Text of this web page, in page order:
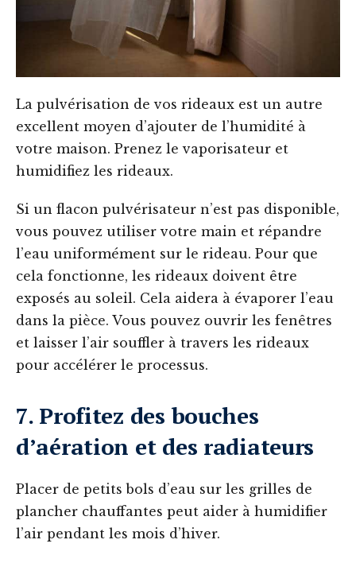
La pulvérisation de vos rideaux est un autre
excellent moyen d’ajouter de l’humidité à
votre maison. Prenez le vaporisateur et
humidifiez les rideaux.
Si un flacon pulvérisateur n’est pas disponible,
vous pouvez utiliser votre main et répandre
l’eau uniformément sur le rideau. Pour que
cela fonctionne, les rideaux doivent être
exposés au soleil. Cela aidera à évaporer l’eau
dans la pièce. Vous pouvez ouvrir les fenêtres
et laisser l’air souffler à travers les rideaux
pour accélérer le processus.
7. Profitez des bouches
d’aération et des radiateurs
Placer de petits bols d’eau sur les grilles de
plancher chauffantes peut aider à humidifier
l’air pendant les mois d’hiver.